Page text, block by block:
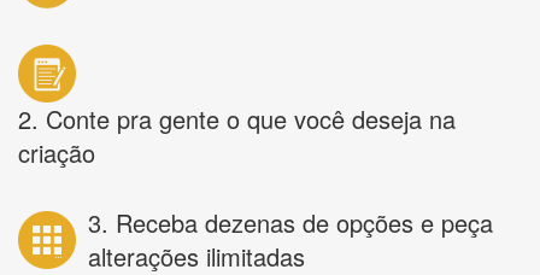
2. Conte pra gente o que você deseja na
criação
3. Receba dezenas de opções e peça
alterações ilimitadas